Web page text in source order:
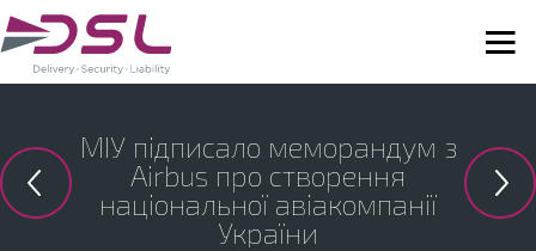
МІУ підписало меморандум з
Airbus про створення
національної авіакомпанії
України